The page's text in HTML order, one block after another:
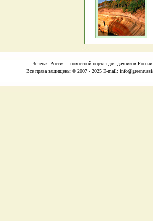
Зеленая Россия – новостной портал для дачников России.
Все права защищены © 2007 - 2025 E-mail: